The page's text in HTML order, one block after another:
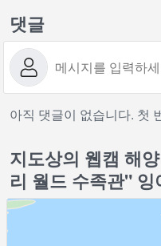
댓글
아직 댓글이 없습니다. 첫
지도상의 웹캠 해
리 월드 수족관" 잉